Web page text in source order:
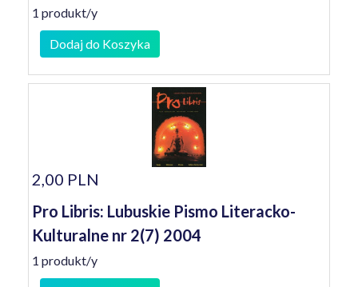
1 produkt/y
Dodaj do Koszyka
2,00 PLN
Pro Libris: Lubuskie Pismo Literacko-
Kulturalne nr 2(7) 2004
1 produkt/y